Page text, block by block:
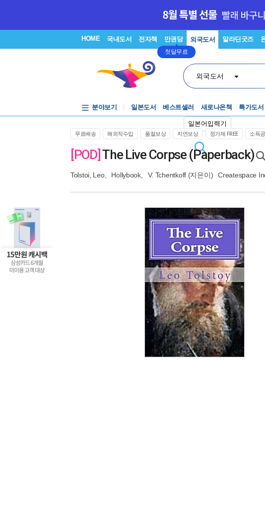
HOME 국내도서 전자책 만권당
첫달무료
외국도서 알라딘굿즈
외국도서
일본어입력기
분야보기 일본도서 베스트셀러 새로나온책 특가도서
무료배송 해외직수입 품절보상 지연보상 정가제 FREE 소득
[POD] The Live Corpse (Paperback)
Tolstoi, Leo, Hollybook, V. Tchentkoff(지은이) Createspace